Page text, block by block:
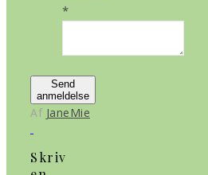
*
Send
anmeldelse
Af JaneMie
Skriv